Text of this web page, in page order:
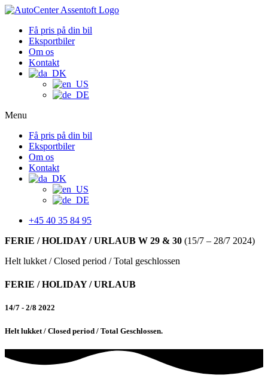
Få pris på din bil
Eksportbiler
Om os
Kontakt
Menu
Få pris på din bil
Eksportbiler
Om os
Kontakt
+45 40 35 84 95
FERIE / HOLIDAY / URLAUB W 29 & 30 (15/7 – 28/7 2024)
Helt lukket / Closed period / Total geschlossen
FERIE / HOLIDAY / URLAUB
14/7 - 2/8 2022
Helt lukket / Closed period / Total Geschlossen.